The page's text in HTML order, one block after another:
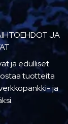
JA
ja edulliset
tuotteita
ja